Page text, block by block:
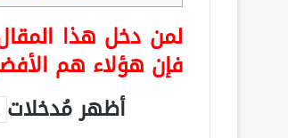
لمن دخل هذا
فإن هؤلاء هم
أظهر مُدخلات